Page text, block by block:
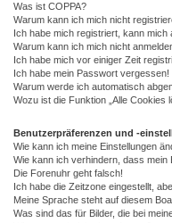
Was ist COPPA?
Warum kann ich mich nicht
Ich habe mich registriert, kann mich
Warum kann ich mich nicht
Ich habe mich vor einiger Zeit
Ich habe mein Passwort vergessen!
Warum werde ich automatisch
Wozu ist die Funktion „Alle Cookies
Benutzerpräferenzen und -
Wie kann ich meine Einstellungen
Wie kann ich verhindern, dass
Die Forenuhr geht falsch!
Ich habe die Zeitzone eingestellt,
Meine Sprache steht auf diesem
Was sind das für Bilder, die bei